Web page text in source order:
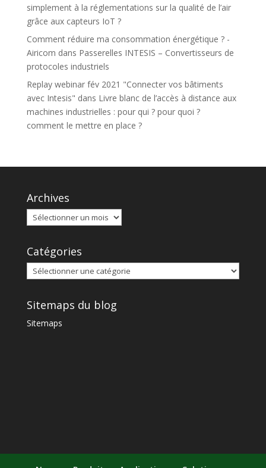
simplement à la réglementations sur la qualité de l’air
grâce aux capteurs IoT ?
Comment réduire ma consommation énergétique ? -
Airicom dans Passerelles INTESIS – Convertisseurs de
protocoles industriels
Replay webinar fév 2021 "Connecter vos bâtiments
avec Intesis" dans Livre blanc de l’accès à distance aux
machines industrielles : pour qui ? pour quoi ?
comment le mettre en place ?
Archives
Catégories
Sitemaps du blog
Sitemaps